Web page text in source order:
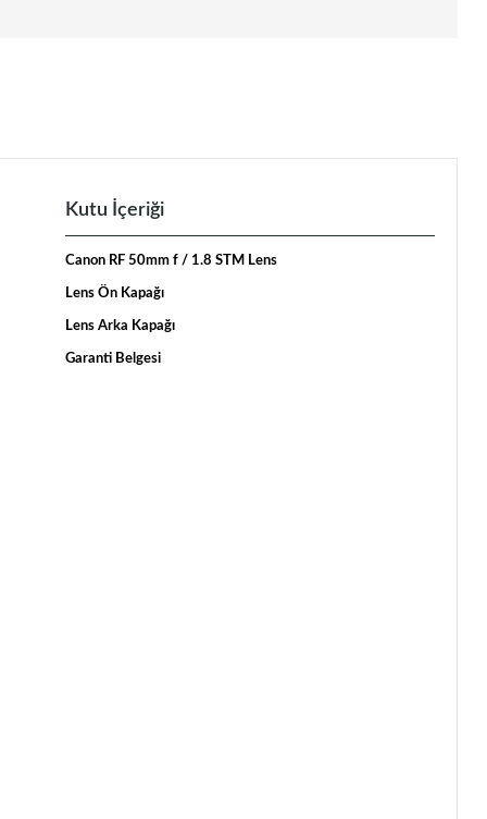
Kutu İçeriği
Canon RF 50mm f / 1.8 STM Lens
Lens Ön Kapağı
Lens Arka Kapağı
Garanti Belgesi